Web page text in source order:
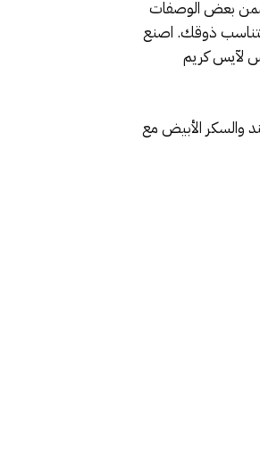
بعض الوصفات
لتناسب ذوقك. اصنع
لآيس كريم
والسكر الأبيض مع